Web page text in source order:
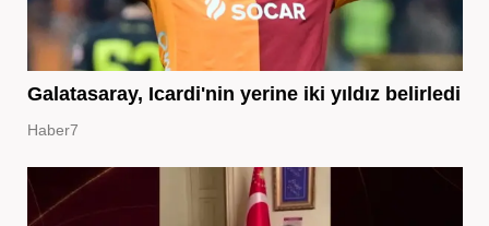
Galatasaray, Icardi'nin yerine iki yıldız belirledi
Haber7